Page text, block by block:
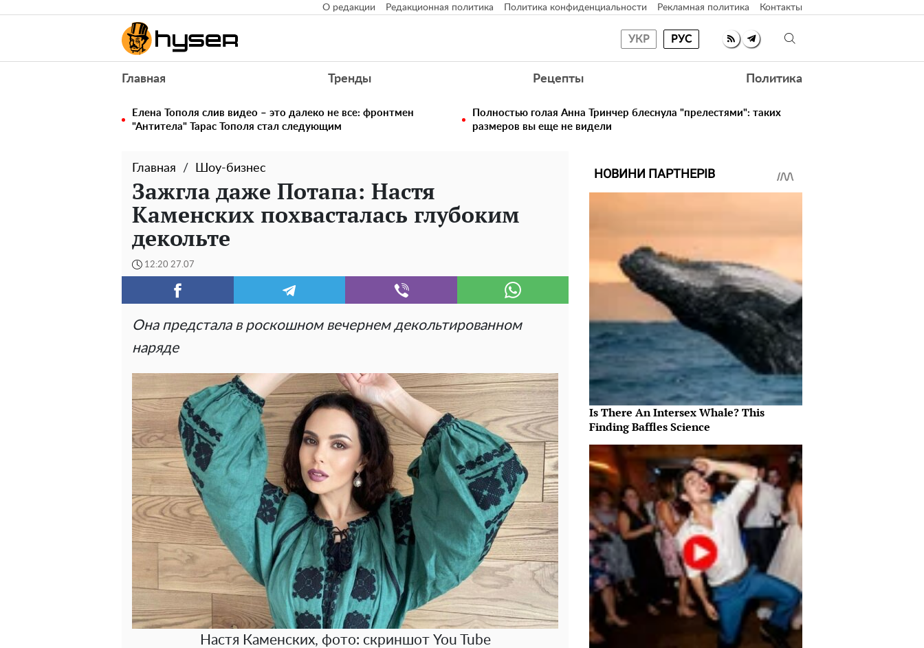
О редакции Редакционная политика Политика конфиденциальности Рекламная политика Контакты
УКР РУС
Главная Тренды Рецепты Политика
Елена Тополя слив видео – это далеко не все: фронтмен
"Антитела" Тарас Тополя стал следующим
Полностью голая Анна Тринчер блеснула "прелестями": таких
размеров вы еще не видели
Главная Шоу-бизнес
Зажгла даже Потапа: Настя
Каменских похвасталась глубоким
декольте
12:20 27.07
Она предстала в роскошном вечернем декольтированном
наряде
Настя Каменских, фото: скриншот You Tube
НОВИНИ ПАРТНЕРІВ
Is There An Intersex Whale? This
Finding Baffles Science